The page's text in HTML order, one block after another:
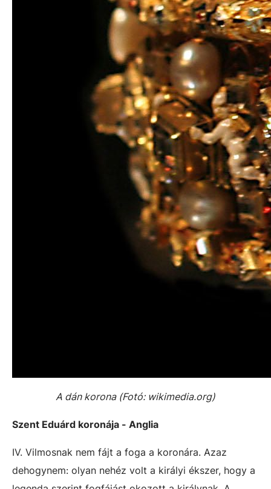
A dán korona (Fotó: wikimedia.org)
Szent Eduárd koronája - Anglia
IV. Vilmosnak nem fájt a foga a koronára. Azaz
dehogynem: olyan nehéz volt a királyi ékszer, hogy a